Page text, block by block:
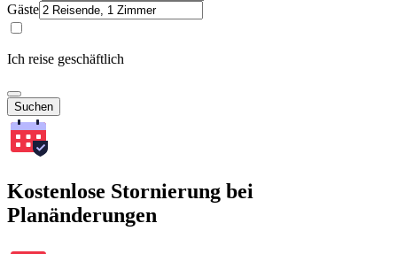
Gäste
Ich reise geschäftlich
Suchen
Kostenlose Stornierung bei
Planänderungen